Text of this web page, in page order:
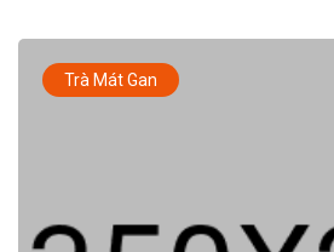
Trà Mát Gan